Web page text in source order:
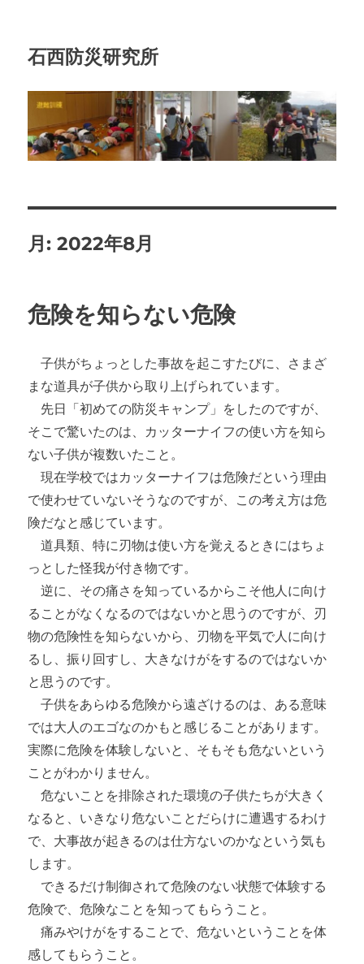
石西防災研究所
月:2022年8月
危険を知らない危険
子供がちょっとした事故を起こすたびに、さまざ
まな道具が子供から取り上げられています。
先日「初めての防災キャンプ」をしたのですが、
そこで驚いたのは、カッターナイフの使い方を知ら
ない子供が複数いたこと。
現在学校ではカッターナイフは危険だという理由
で使わせていないそうなのですが、この考え方は危
険だなと感じています。
道具類、特に刃物は使い方を覚えるときにはちょ
っとした怪我が付き物です。
逆に、その痛さを知っているからこそ他人に向け
ることがなくなるのではないかと思うのですが、刃
物の危険性を知らないから、刃物を平気で人に向け
るし、振り回すし、大きなけがをするのではないか
と思うのです。
子供をあらゆる危険から遠ざけるのは、ある意味
では大人のエゴなのかもと感じることがあります。
実際に危険を体験しないと、そもそも危ないという
ことがわかりません。
危ないことを排除された環境の子供たちが大きく
なると、いきなり危ないことだらけに遭遇するわけ
で、大事故が起きるのは仕方ないのかなという気も
します。
できるだけ制御されて危険のない状態で体験する
危険で、危険なことを知ってもらうこと。
痛みやけがをすることで、危ないということを体
感してもらうこと。